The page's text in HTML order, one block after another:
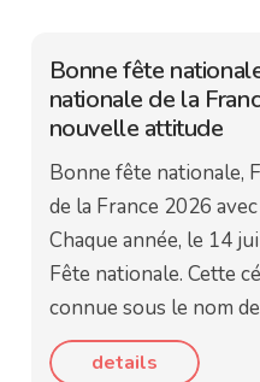
Bonne fête
nationale de la
nouvelle attitude
Bonne fête nationale,
de la France 2026
Chaque année, le 14
Fête nationale. Cette
connue sous le nom
details